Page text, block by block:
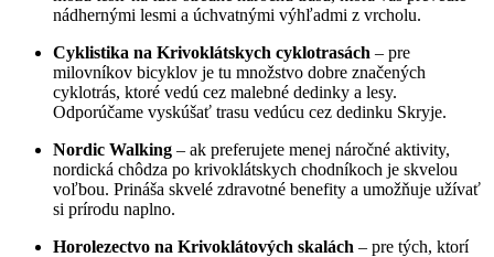
nádhernými lesmi a úchvatnými výhľadmi z vrcholu.
Cyklistika na Krivoklátskych cyklotrasách – pre
milovníkov bicyklov je tu množstvo dobre značených
cyklotrás, ktoré vedú cez malebné dedinky a lesy.
Odporúčame vyskúšať trasu vedúcu cez dedinku Skryje.
Nordic Walking – ak preferujete menej náročné aktivity,
nordická chôdza po krivoklátskych chodníkoch je skvelou
voľbou. Prináša skvelé zdravotné benefity a umožňuje užívať
si prírodu naplno.
Horolezectvo na Krivoklátových skalách – pre tých, ktorí